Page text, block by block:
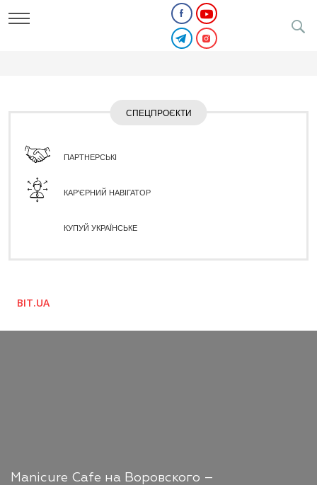
СПЕЦПРОЄКТИ
ПАРТНЕРСЬКІ
КАР'ЄРНИЙ НАВІГАТОР
КУПУЙ УКРАЇНСЬКЕ
BIT.UA
Manicure Cafe на Воровского –